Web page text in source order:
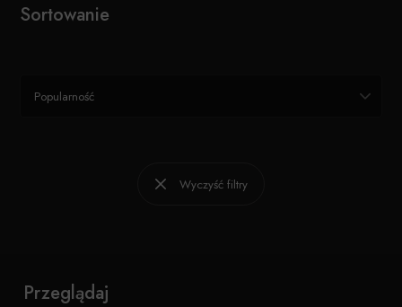
Sortowanie
Popularność
Wyczyść filtry
Przeglądaj